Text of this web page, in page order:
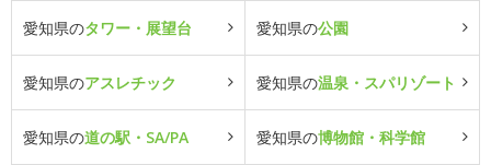
愛知県のタワー・展望台 愛知県の公園
愛知県のアスレチック 愛知県の温泉・スパリゾート
愛知県の道の駅・SA/PA 愛知県の博物館・科学館